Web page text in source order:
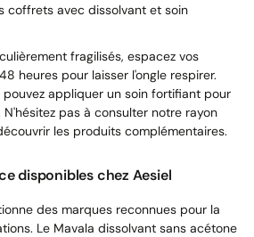
coffrets avec dissolvant et soin
fragilisés, espacez vos
heures pour laisser l'ongle respirer.
pouvez appliquer un soin fortifiant pour
pas à consulter notre rayon
les produits complémentaires.
disponibles chez Aesiel
des marques reconnues pour la
Le Mavala dissolvant sans acétone